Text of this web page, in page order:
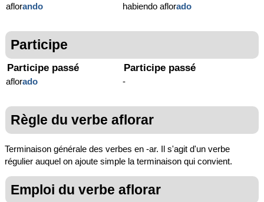
aflorando habiendo aflorado
Participe
Participe passé
aflorado
Participe passé
-
Règle du verbe aflorar
Terminaison générale des verbes en -ar. Il s'agit d'un verbe
régulier auquel on ajoute simple la terminaison qui convient.
Emploi du verbe aflorar